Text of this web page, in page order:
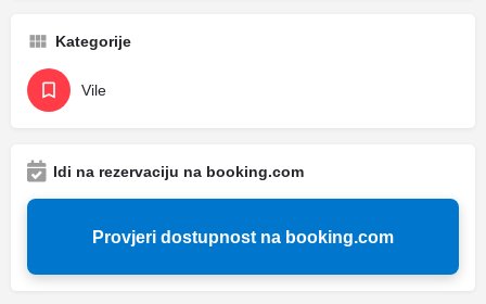
Kategorije
Vile
Idi na rezervaciju na booking.com
Provjeri dostupnost na booking.com